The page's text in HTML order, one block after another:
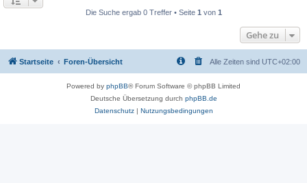
Die Suche ergab 0 Treffer • Seite 1 von 1
Gehe zu
Startseite Foren-Übersicht Alle Zeiten sind UTC+02:00
Powered by phpBB® Forum Software © phpBB Limited
Deutsche Übersetzung durch phpBB.de
Datenschutz| Nutzungsbedingungen